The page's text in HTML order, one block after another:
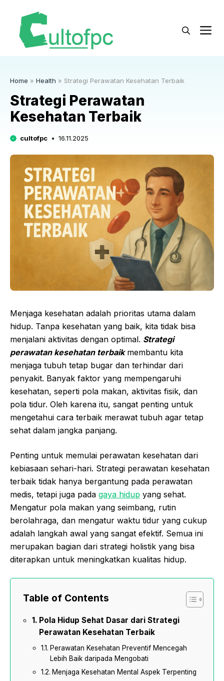
Home » Health » Strategi Perawatan Kesehatan Terbaik
Strategi Perawatan
Kesehatan Terbaik
cultofpc 16.11.2025
Menjaga kesehatan adalah prioritas utama dalam
hidup. Tanpa kesehatan yang baik, kita tidak bisa
menjalani aktivitas dengan optimal. Strategi
perawatan kesehatan terbaikmembantu kita
menjaga tubuh tetap bugar dan terhindar dari
penyakit. Banyak faktor yang mempengaruhi
kesehatan, seperti pola makan, aktivitas fisik, dan
pola tidur. Oleh karena itu, sangat penting untuk
mengetahui cara terbaik merawat tubuh agar tetap
sehat dalam jangka panjang.
Penting untuk memulai perawatan kesehatan dari
kebiasaan sehari-hari. Strategi perawatan kesehatan
terbaik tidak hanya bergantung pada perawatan
medis, tetapi juga pada gaya hidup yang sehat.
Mengatur pola makan yang seimbang, rutin
berolahraga, dan mengatur waktu tidur yang cukup
adalah langkah awal yang sangat efektif. Semua ini
merupakan bagian dari strategi holistik yang bisa
diterapkan untuk meningkatkan kualitas hidup.
Table of Contents
Pola Hidup Sehat Dasar dari Strategi
Perawatan Kesehatan Terbaik
Perawatan Kesehatan Preventif Mencegah
Lebih Baik daripada Mengobati
Menjaga Kesehatan Mental Aspek Terpenting